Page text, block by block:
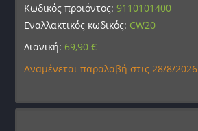
Κωδικός προϊόντος:9110101400
Εναλλακτικός κωδικός: CW20
Λιανική: 69,90€
Αναμένεται παραλαβή στις 28/8/2026